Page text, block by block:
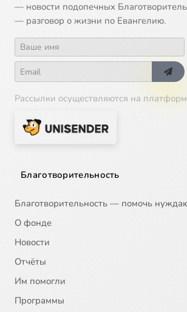
— новости подопечных
— разговор о жизни по Евангелию.
Рассылки осуществляются на
Благотворительность
Благотворительность — помочь
О фонде
Новости
Отчёты
Им помогли
Программы